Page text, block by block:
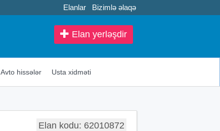
Elanlar Bizimlə əlaqə
Elan yerləşdir
Avto hissələr Usta xidməti
Elan kodu: 62010872